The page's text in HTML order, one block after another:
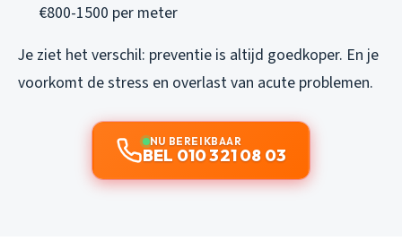
€800-1500 per meter
Je ziet het verschil: preventie is altijd goedkoper. En je
voorkomt de stress en overlast van acute problemen.
NU BEREIKBAAR
BEL 010 321 08 03